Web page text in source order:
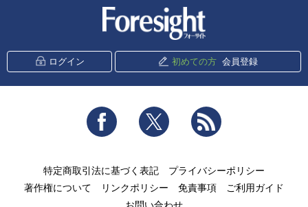
ログイン 初めての方 会員登録
Facebook Twitter
特定商取引法に基づく表記
プライバシーポリシー
著作権について
リンクポリシー 免責事項
ご利用ガイド